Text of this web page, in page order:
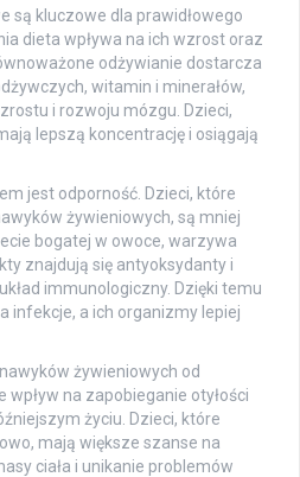
są kluczowe dla prawidłowego
dieta wpływa na ich wzrost oraz
odżywianie dostarcza
witamin i minerałów,
i rozwoju mózgu. Dzieci,
lepszą koncentrację i osiągają
jest odporność. Dzieci, które
żywieniowych, są mniej
bogatej w owoce, warzywa
znajdują się antyoksydanty i
immunologiczny. Dzięki temu
infekcje, a ich organizmy lepiej
żywieniowych od
wpływ na zapobieganie otyłości
życiu. Dzieci, które
mają większe szanse na
ciała i unikanie problemów